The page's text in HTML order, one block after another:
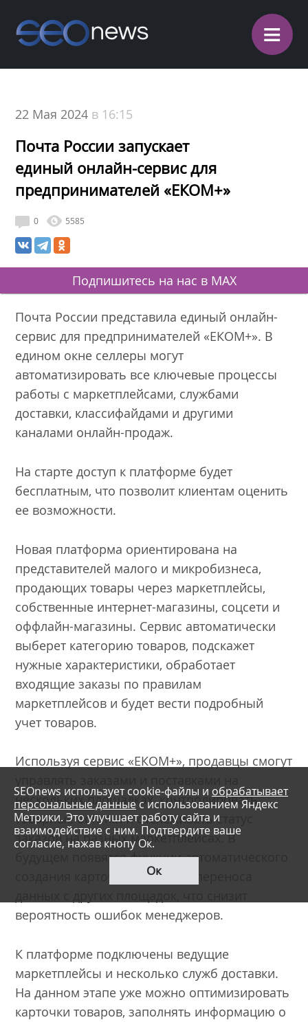
≡
22 Мая 2024 в 16:15
Почта России запускает
единый онлайн-сервис для
предпринимателей «ЕКОМ+»
0 5585
Подпишитесь на нас в MAX
Почта России представила единый онлайн-
сервис для предпринимателей «ЕКОМ+». В
едином окне селлеры могут
автоматизировать все ключевые процессы
работы с маркетплейсами, службами
доставки, классифайдами и другими
каналами онлайн-продаж.
На старте доступ к платформе будет
бесплатным, что позволит клиентам оценить
ее возможности.
Новая платформа ориентирована на
представителей малого и микробизнеса,
продающих товары через маркетплейсы,
собственные интернет-магазины, соцсети и
оффлайн-магазины. Сервис автоматически
выберет категорию товаров, подскажет
нужные характеристики, обработает
входящие заказы по правилам
маркетплейсов и будет вести подробный
учет товаров.
Используя сервис «ЕКОМ+», продавцы смогут
нескольких площадках, контролировать
товарные остатки и отслеживать статус
заказов на разных маркетплейсах. В
будущем появятся функции автоматического
создания карточек товаров и переноса
вероятность ошибок менеджеров.
К платформе подключены ведущие
маркетплейсы и несколько служб доставки.
На данном этапе уже можно оптимизировать
карточки товаров, заполнять информацию о
SEOnews использует cookie-файлы и обрабатывает
персональные данныес использованием Яндекс
Метрики. Это улучшает работу сайта и
взаимодействие с ним. Подтвердите ваше
согласие, нажав кнопу Ок.
Ок